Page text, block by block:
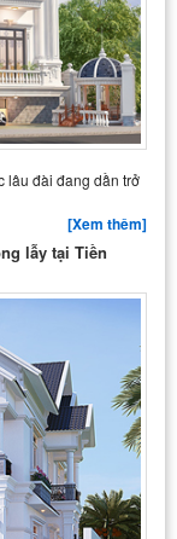
lâu đài đang dần trở
[Xem thêm]
lẫy tại Tiền